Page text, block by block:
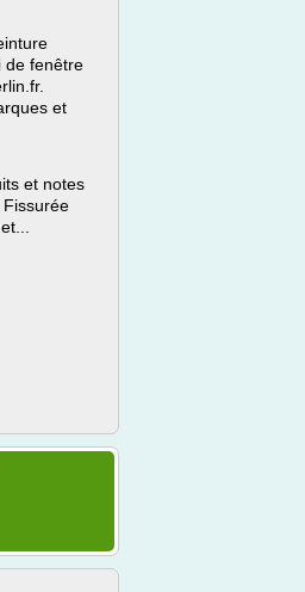
de fenêtre
et
et notes